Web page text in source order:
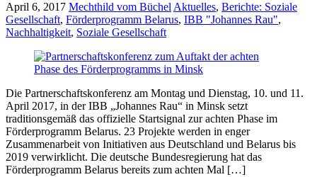
April 6, 2017 Mechthild vom Büchel Aktuelles, Berichte: Soziale
Gesellschaft, Förderprogramm Belarus, IBB "Johannes Rau",
Nachhaltigkeit, Soziale Gesellschaft
Die Partnerschaftskonferenz am Montag und Dienstag, 10. und 11.
April 2017, in der IBB „Johannes Rau“ in Minsk setzt
traditionsgemäß das offizielle Startsignal zur achten Phase im
Förderprogramm Belarus. 23 Projekte werden in enger
Zusammenarbeit von Initiativen aus Deutschland und Belarus bis
2019 verwirklicht. Die deutsche Bundesregierung hat das
Förderprogramm Belarus bereits zum achten Mal […]